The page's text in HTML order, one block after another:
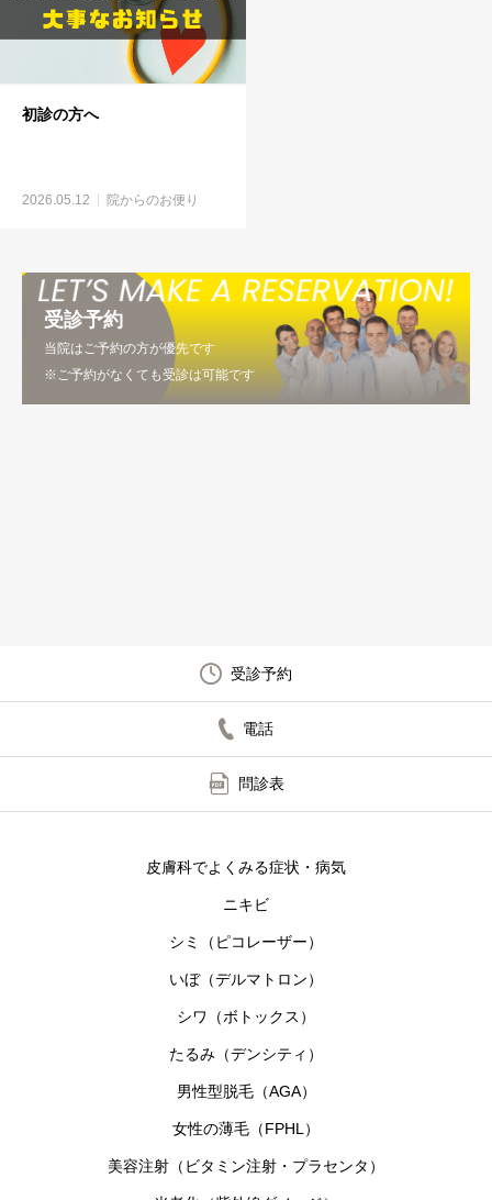
初診の方へ
2026.05.12 院からのお便り
受診予約
当院はご予約の方が優先です
※ご予約がなくても受診は可能です
受診予約
電話
問診表
皮膚科でよくみる症状・病気
ニキビ
シミ（ピコレーザー）
いぼ（デルマトロン）
シワ（ボトックス）
たるみ（デンシティ）
男性型脱毛（AGA）
女性の薄毛（FPHL）
美容注射（ビタミン注射・プラセンタ）